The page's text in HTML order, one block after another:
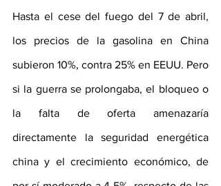
Hasta el cese del fuego del 7 de abril,
los precios de la gasolina en China
subieron 10%, contra 25% en EEUU. Pero
si la guerra se prolongaba, el bloqueo o
la falta de oferta amenazaría
directamente la seguridad energética
china y el crecimiento económico, de